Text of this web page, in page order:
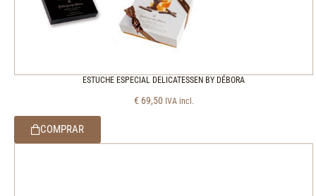
ESTUCHE ESPECIAL DELICATESSEN BY DÉBORA
€ 69,50 IVA incl.
COMPRAR